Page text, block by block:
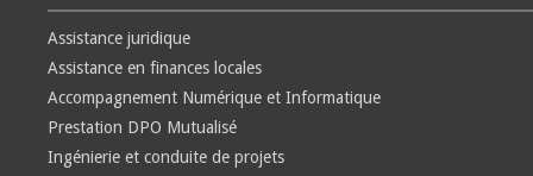
Assistance juridique
Assistance en finances locales
Accompagnement Numérique et Informatique
Prestation DPO Mutualisé
Ingénierie et conduite de projets